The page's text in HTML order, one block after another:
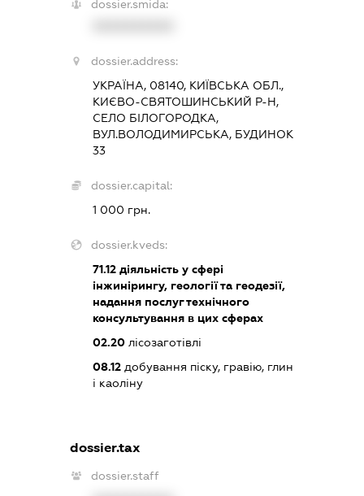
dossier.smida:
dossier.address:
УКРАЇНА, 08140, КИЇВСЬКА ОБЛ.,
КИЄВО-СВЯТОШИНСЬКИЙ Р-Н,
СЕЛО БІЛОГОРОДКА,
ВУЛ.ВОЛОДИМИРСЬКА, БУДИНОК
33
dossier.capital:
1 000 грн.
dossier.kveds:
71.12 діяльність у сфері
інжинірингу, геології та геодезії,
надання послуг технічного
консультування в цих сферах
02.20 лісозаготівлі
08.12 добування піску, гравію, глин
і каоліну
dossier.tax
dossier.staff